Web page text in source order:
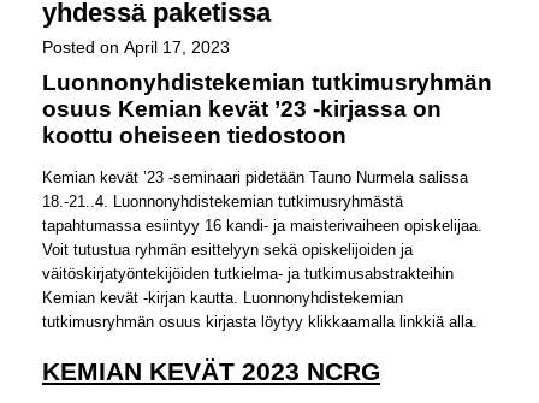
yhdessä paketissa
Posted on April 17, 2023
Luonnonyhdistekemian tutkimusryhmän
osuus Kemian kevät ’23 -kirjassa on
koottu oheiseen tiedostoon
Kemian kevät ’23 -seminaari pidetään Tauno Nurmela salissa
18.-21..4. Luonnonyhdistekemian tutkimusryhmästä
tapahtumassa esiintyy 16 kandi- ja maisterivaiheen opiskelijaa.
Voit tutustua ryhmän esittelyyn sekä opiskelijoiden ja
väitöskirjatyöntekijöiden tutkielma- ja tutkimusabstrakteihin
Kemian kevät -kirjan kautta. Luonnonyhdistekemian
tutkimusryhmän osuus kirjasta löytyy klikkaamalla linkkiä alla.
KEMIAN KEVÄT 2023 NCRG